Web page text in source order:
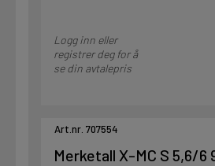
Logg inn eller
registrer deg for å
se din avtalepris
Art.nr. 707554
Merketall X-MC S 5,6/6